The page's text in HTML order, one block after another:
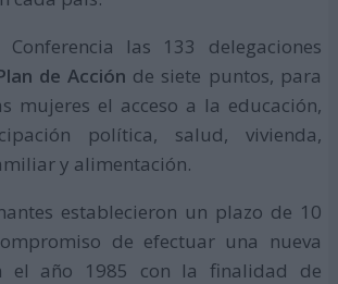
las 133 delegaciones
de Acción de siete puntos, para
mujeres el acceso a la educación,
política, salud, vivienda,
y alimentación.
establecieron un plazo de 10
de efectuar una nueva
el año 1985 con la finalidad de